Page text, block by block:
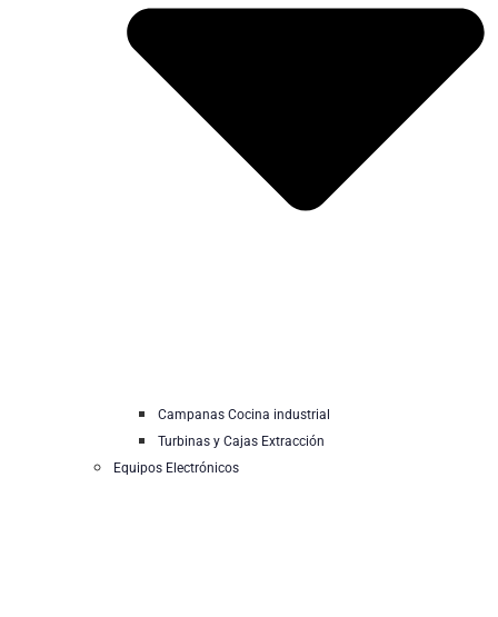
Campanas Cocina industrial
Turbinas y Cajas Extracción
Equipos Electrónicos